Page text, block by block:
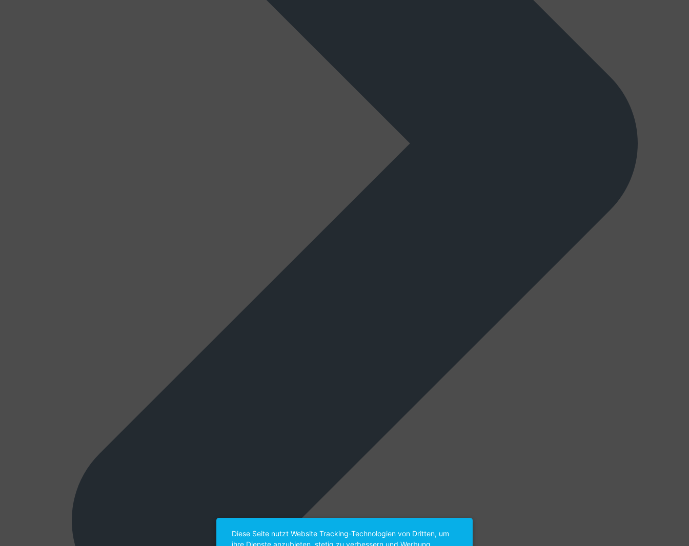
Diese Seite nutzt Website Tracking-Technologien von Dritten, um
ihre Dienste anzubieten, stetig zu verbessern und Werbung